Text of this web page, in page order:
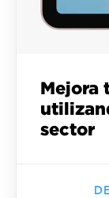
Mejora
sector